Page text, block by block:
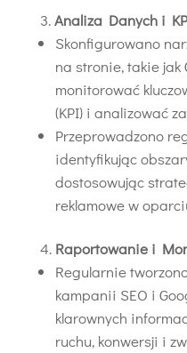
Analiza Danych i
Skonfigurowano
na stronie, takie jak
monitorować
(KPI) i analizować
Przeprowadzono
identyfikując
dostosowując
reklamowe w
Raportowanie i
Regularnie
kampanii SEO i
klarownych
ruchu, konwersji i